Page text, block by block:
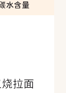
水含量
拉面